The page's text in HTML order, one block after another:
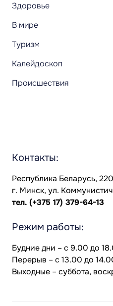
Здоровье
В мире
Туризм
Калейдоскоп
Происшествия
Контакты:
Республика Беларусь,
г. Минск, ул.
тел. (+375 17) 379-64-13
Режим работы:
Будние дни – с 9.00 до
Перерыв – с 13.00 до
Выходные – суббота,